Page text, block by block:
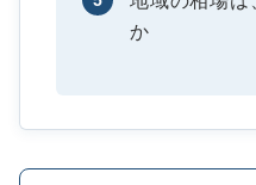
か